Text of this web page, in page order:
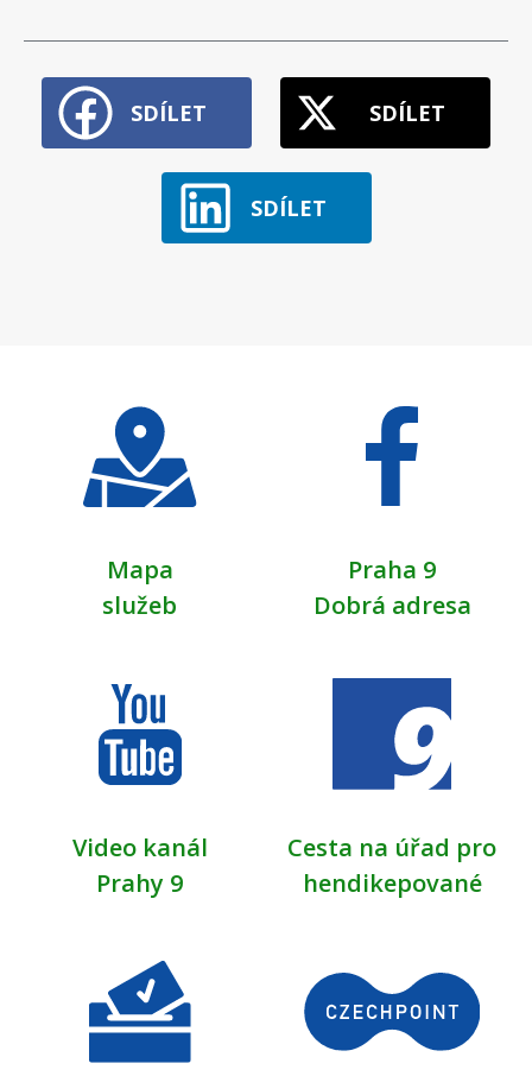
SDÍLET SDÍLET
SDÍLET
Mapa
služeb
Praha 9
Dobrá adresa
Video kanál
Prahy 9
Cesta na úřad pro
hendikepované